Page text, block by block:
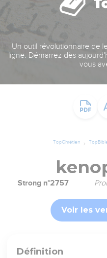
Un outil révolutionnaire de
ligne. Démarrez dès
vous
TopChrétien
Strong n°2757
Voir les
Définition